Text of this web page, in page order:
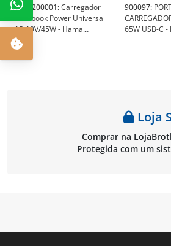
HAM200001:Carregador
Notebook Power Universal
15-19V/45W - Hama
HAM200001
900097:
65W USB-C
Loja
Comprar na
Protegida com um